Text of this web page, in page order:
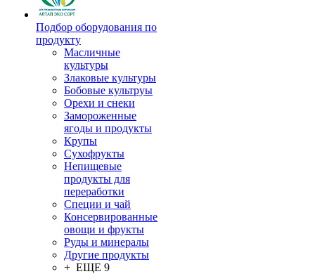
Подбор оборудования по
продукту
Масличные
культуры
Злаковые культуры
Бобовые культруы
Орехи и снеки
Замороженные
ягоды и продукты
Крупы
Сухофрукты
Непищевые
продукты для
переработки
Специи и чай
Консервированные
овощи и фрукты
Руды и минералы
Другие продукты
+ ЕЩЕ 9